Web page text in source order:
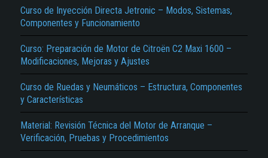
Curso de Inyección Directa Jetronic – Modos, Sistemas,
Componentes y Funcionamiento
Curso: Preparación de Motor de Citroën C2 Maxi 1600 –
Modificaciones, Mejoras y Ajustes
Curso de Ruedas y Neumáticos – Estructura, Componentes
y Características
Material: Revisión Técnica del Motor de Arranque –
Verificación, Pruebas y Procedimientos